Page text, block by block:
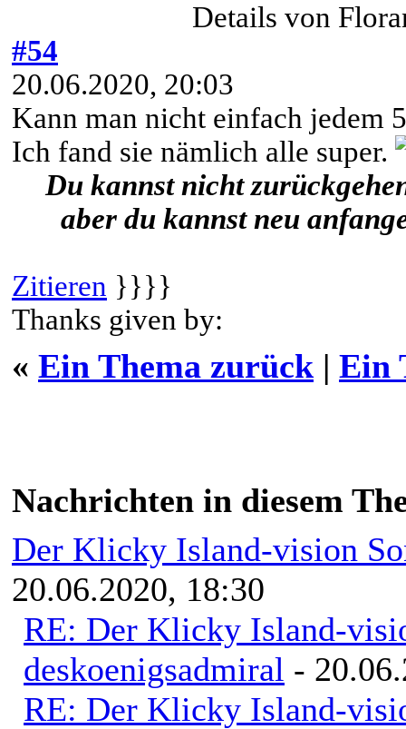
Details von
#54
20.06.2020, 20:03
Kann man nicht einfach jedem
Ich fand sie nämlich alle super.
Du kannst nicht
aber du kannst neu
Zitieren }}}}
Thanks given by:
« Ein Thema zurück | Ein
Nachrichten in diesem
Der Klicky Island-vision
20.06.2020, 18:30
RE: Der Klicky Island-
deskoenigsadmiral -
RE: Der Klicky Island-